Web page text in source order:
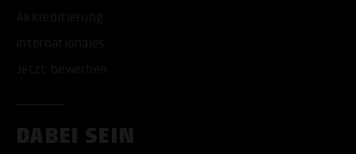
Akkreditierung
Internationales
Jetzt bewerben
DABEI SEIN